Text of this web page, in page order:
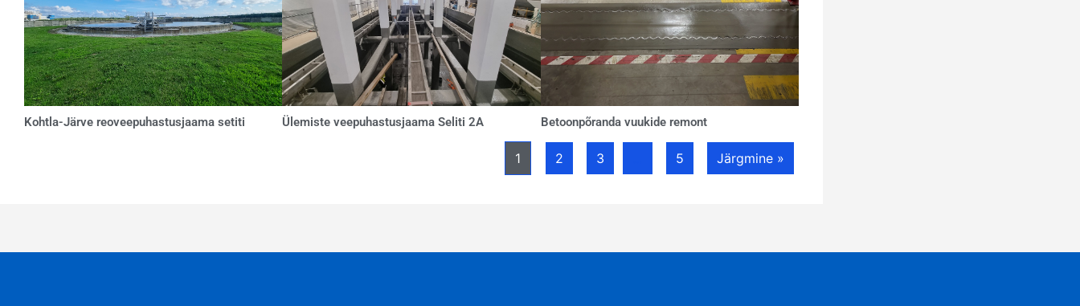
Kohtla-Järve reoveepuhastusjaama setiti Ülemiste veepuhastusjaama Seliti 2A Betoonpõranda vuukide remont
1 2 3 5 Järgmine »